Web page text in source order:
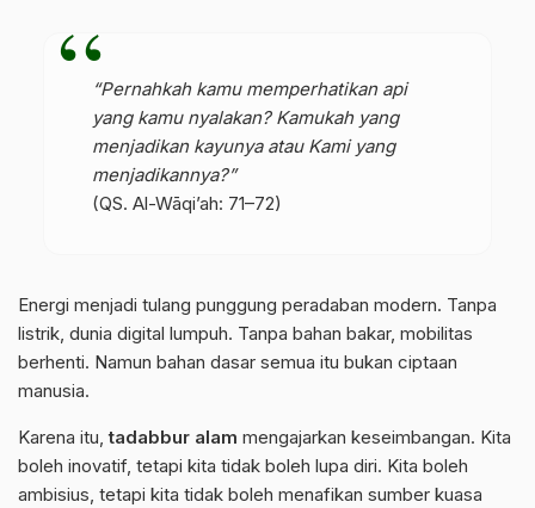
“Pernahkah kamu memperhatikan api
yang kamu nyalakan? Kamukah yang
menjadikan kayunya atau Kami yang
menjadikannya?”
(QS. Al-Wāqi’ah: 71–72)
Energi menjadi tulang punggung peradaban modern. Tanpa
listrik, dunia digital lumpuh. Tanpa bahan bakar, mobilitas
berhenti. Namun bahan dasar semua itu bukan ciptaan
manusia.
Karena itu,tadabbur alam mengajarkan keseimbangan. Kita
boleh inovatif, tetapi kita tidak boleh lupa diri. Kita boleh
ambisius, tetapi kita tidak boleh menafikan sumber kuasa